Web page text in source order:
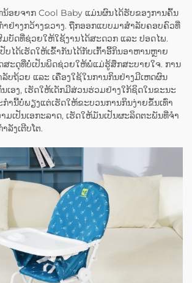
ນ້ອຍຈາກ Cool Baby ແມ່ນຜົນໄດ້ຮັບຂອງການຄົ້ນ
ຢ່າງກວ້າງຂວາງ. ຖືກອອກແບບມາສໍາລັບຄອບຄົວທີ່
ບັດທີ່ຊ່ວຍໃຫ້ໃຊ້ງານໄດ້ສະດວກ ແລະ ປອດໄພ.
ໄດ້ເຮັດໃຫ້ເຂົ້າກັນໄດ້ກັບເກົ້າອີ້ກິນອາຫານຫຼາຍ
ສະດຸທີ່ບໍ່ເປັນພິດຊ່ວຍໃຫ້ພໍ່ແມ່ຮູ້ສຶກສະບາຍໃຈ. ການ
ລັບຖ້ວຍ ແລະ ເຄື່ອງໃຊ້ໃນການກິນຢ່າງມີເຫດຜົນ
ເອງ, ເຮັດໃຫ້ເດັກມີສ່ວນຮ່ວມຢ່າງໃກ້ຊິດໃນຂະນະ
ານີ້ບໍ່ພຽງແຕ່ເຮັດໃຫ້ຂະບວນການກິນງ່າຍຂຶ້ນເທົ່າ
ມເປັນເອກະລາດ, ເຮັດໃຫ້ມັນເປັນຜະລິດຕະພັນທີ່ຈໍາ
ລັງເຕີບໂຕ.